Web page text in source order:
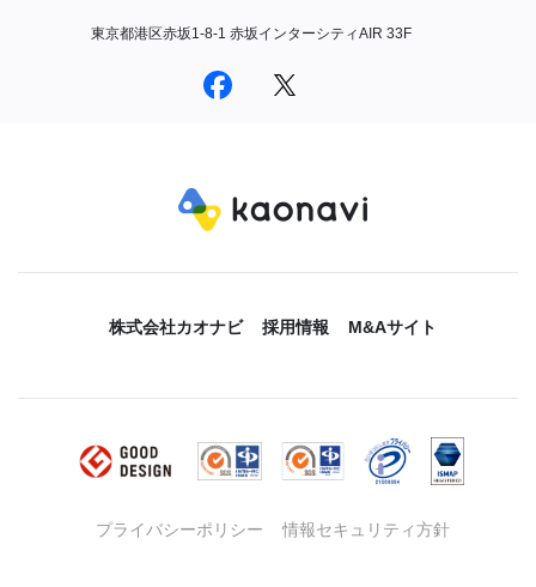
東京都港区赤坂1-8-1 赤坂インターシティAIR 33F
株式会社カオナビ 採用情報 M&Aサイト
プライバシーポリシー 情報セキュリティ方針